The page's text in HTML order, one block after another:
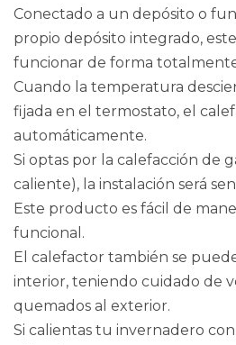
Conectado a un depósito o
propio depósito integrado,
funcionar de forma
Cuando la temperatura
fijada en el termostato, el
automáticamente.
Si optas por la calefacción de
caliente), la instalación será
Este producto es fácil de
funcional.
El calefactor también se
interior, teniendo cuidado de
quemados al exterior.
Si calientas tu invernadero